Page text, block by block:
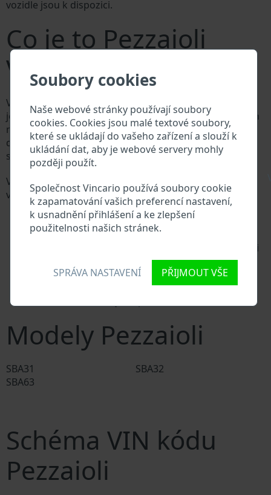
Soubory cookies
Naše webové stránky používají soubory
cookies. Cookies jsou malé textové soubory,
které se ukládají do vašeho zařízení a slouží k
ukládání dat, aby je webové servery mohly
později použít.
Společnost Vincario používá soubory cookie
k zapamatování vašich preferencí nastavení,
k usnadnění přihlášení a ke zlepšení
použitelnosti našich stránek.
SPRÁVA NASTAVENÍ PŘIJMOUT VŠE
vozidle jsou k dispozici.
Co je to Pezzaioli
VIN?
Výrobce vozů Pezzaioli přiděluje každému vozidlu
jedinečné identifikační číslo zvané Vehicle Identification
number (VIN). VIN se skládá ze znaků a čísel o celkové
délce 17 znaků, do kterých ze zakódovaná základní
specifikaci vozidla.
Všechny databáze v automobilovém průmyslu
vyhledávají prostřednictvím VIN:
Databáze výrobce Pezzaioli
Databáze dovozců/vývozců Pezzaioli
Databáze prodejců Pezzaioli
Dodavatelé náhradních dílů a autoservisy Pezzaioli
Policejní databáze
Modely Pezzaioli
SBA31
SBA32
SBA63
Schéma VIN kódu
Pezzaioli